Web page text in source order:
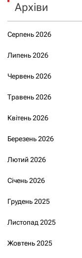
Архіви
Серпень 2026
Липень 2026
Червень 2026
Травень 2026
Квітень 2026
Березень 2026
Лютий 2026
Січень 2026
Грудень 2025
Листопад 2025
Жовтень 2025